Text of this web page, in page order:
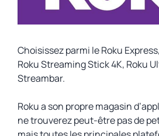
Choisissez parmi le Roku
Roku Streaming Stick 4K, Roku
Streambar.
Roku a son propre magasin
ne trouverez peut-être pas de